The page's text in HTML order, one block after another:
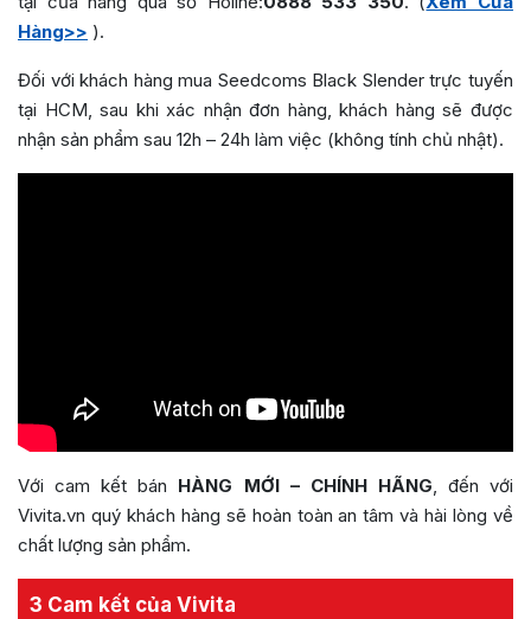
Hàng>> ).
Đối với khách hàng mua Seedcoms Black Slender trực tuyến
tại HCM, sau khi xác nhận đơn hàng, khách hàng sẽ được
nhận sản phẩm sau 12h – 24h làm việc (không tính chủ nhật).
Với cam kết bán HÀNG MỚI – CHÍNH HÃNG, đến với
Vivita.vn quý khách hàng sẽ hoàn toàn an tâm và hài lòng về
chất lượng sản phẩm.
3 Cam kết của Vivita